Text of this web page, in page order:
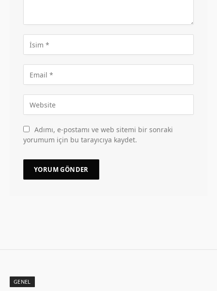
Adımı, e-postamı ve web sitemi bir sonraki
yorumum için bu tarayıcıya kaydet.
GENEL